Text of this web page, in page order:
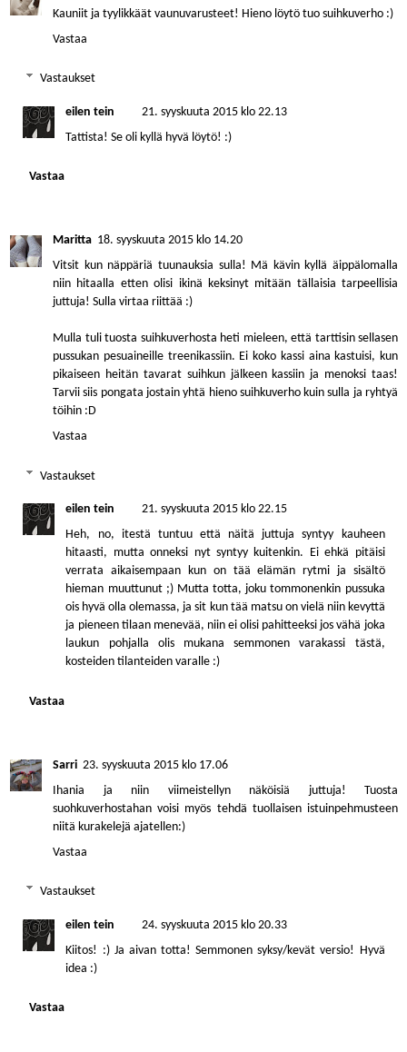
Kauniit ja tyylikkäät vaunuvarusteet! Hieno löytö tuo suihkuverho :)
Vastaa
Vastaukset
eilen tein
21. syyskuuta 2015 klo 22.13
Tattista! Se oli kyllä hyvä löytö! :)
Vastaa
Maritta 18. syyskuuta 2015 klo 14.20
Vitsit kun näppäriä tuunauksia sulla! Mä kävin kyllä äippälomalla
niin hitaalla etten olisi ikinä keksinyt mitään tällaisia tarpeellisia
juttuja! Sulla virtaa riittää :)
Mulla tuli tuosta suihkuverhosta heti mieleen, että tarttisin sellasen
pussukan pesuaineille treenikassiin. Ei koko kassi aina kastuisi, kun
pikaiseen heitän tavarat suihkun jälkeen kassiin ja menoksi taas!
Tarvii siis pongata jostain yhtä hieno suihkuverho kuin sulla ja ryhtyä
töihin :D
Vastaa
Vastaukset
eilen tein
21. syyskuuta 2015 klo 22.15
Heh, no, itestä tuntuu että näitä juttuja syntyy kauheen
hitaasti, mutta onneksi nyt syntyy kuitenkin. Ei ehkä pitäisi
verrata aikaisempaan kun on tää elämän rytmi ja sisältö
hieman muuttunut ;) Mutta totta, joku tommonenkin pussuka
ois hyvä olla olemassa, ja sit kun tää matsu on vielä niin kevyttä
ja pieneen tilaan menevää, niin ei olisi pahitteeksi jos vähä joka
laukun pohjalla olis mukana semmonen varakassi tästä,
kosteiden tilanteiden varalle :)
Vastaa
Sarri 23. syyskuuta 2015 klo 17.06
Ihania ja niin viimeistellyn näköisiä juttuja! Tuosta
suohkuverhostahan voisi myös tehdä tuollaisen istuinpehmusteen
niitä kurakelejä ajatellen:)
Vastaa
Vastaukset
eilen tein
24. syyskuuta 2015 klo 20.33
Kiitos! :) Ja aivan totta! Semmonen syksy/kevät versio! Hyvä
idea :)
Vastaa